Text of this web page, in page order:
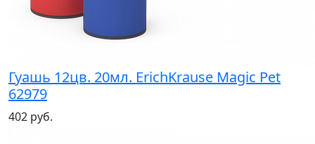
Гуашь 12цв. 20мл. ErichKrause Magic Pet
62979
402 руб.